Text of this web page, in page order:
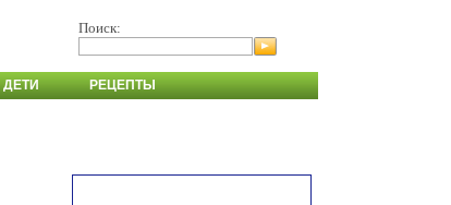
Поиск:
ДЕТИ РЕЦЕПТЫ